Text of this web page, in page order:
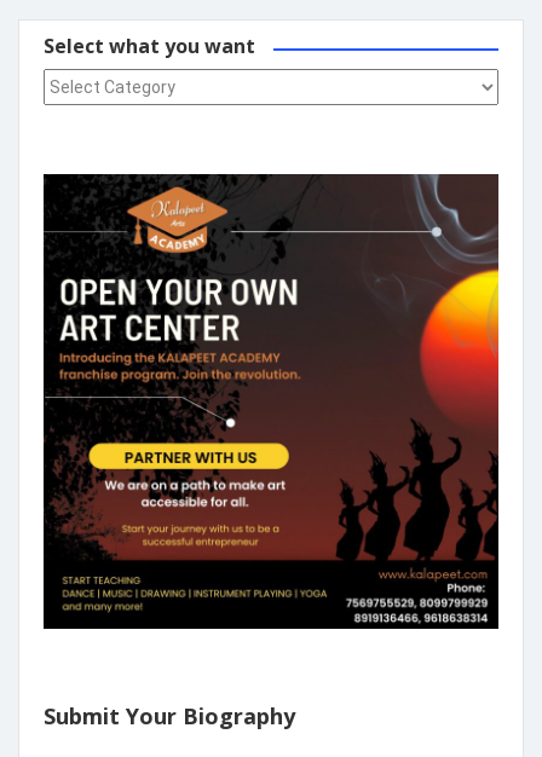
Select what you want
Select what you want
Submit Your Biography